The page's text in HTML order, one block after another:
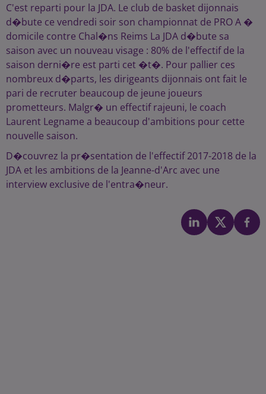
C'est reparti pour la JDA. Le club de basket dijonnais
d�bute ce vendredi soir son championnat de PRO A �
domicile contre Chal�ns Reims La JDA d�bute sa
saison avec un nouveau visage : 80% de l'effectif de la
saison derni�re est parti cet �t�. Pour pallier ces
nombreux d�parts, les dirigeants dijonnais ont fait le
pari de recruter beaucoup de jeune joueurs
prometteurs. Malgr� un effectif rajeuni, le coach
Laurent Legname a beaucoup d'ambitions pour cette
nouvelle saison.
D�couvrez la pr�sentation de l'effectif 2017-2018 de la
JDA et les ambitions de la Jeanne-d'Arc avec une
interview exclusive de l'entra�neur.